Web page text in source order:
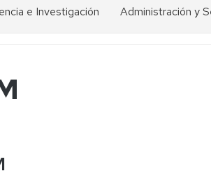
e Investigación Administración y